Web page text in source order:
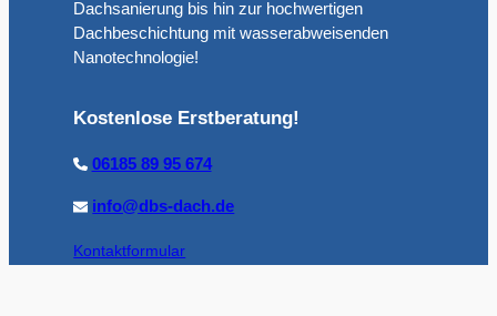
Dachsanierung bis hin zur hochwertigen
Dachbeschichtung mit wasserabweisenden
Nanotechnologie!
Kostenlose Erstberatung!
06185 89 95 674
info@dbs-dach.de
Kontaktformular